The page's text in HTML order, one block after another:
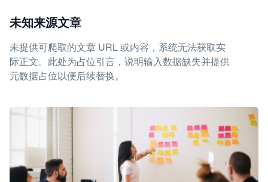
未知来源文章
未提供可爬取的文章 URL 或内容，系统无法获取实
际正文。此处为占位引言，说明输入数据缺失并提供
元数据占位以便后续替换。